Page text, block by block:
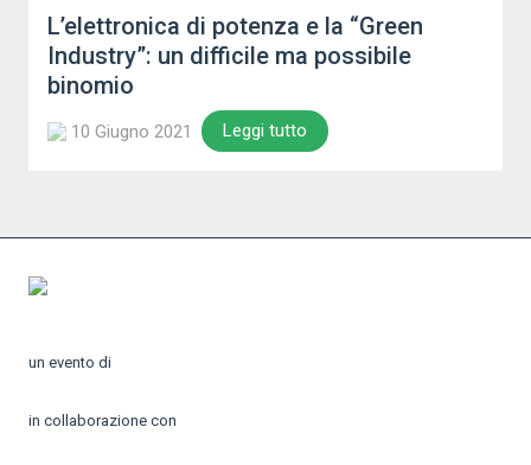
L’elettronica di potenza e la “Green
Industry”: un difficile ma possibile
binomio
10 Giugno 2021 Leggi tutto
un evento di
in collaborazione con